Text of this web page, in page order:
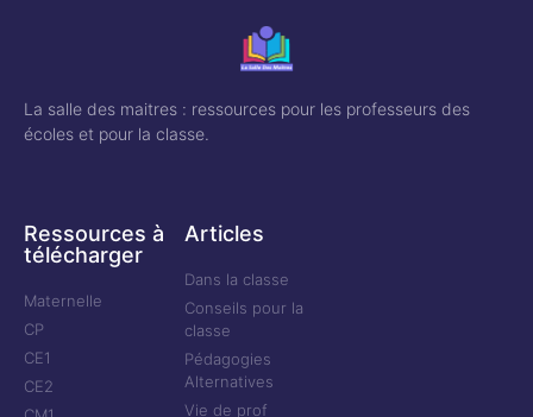
La salle des maitres : ressources pour les professeurs des
écoles et pour la classe.
Ressources à
télécharger
Maternelle
CP
CE1
CE2
Articles
Dans la classe
Conseils pour la
classe
Pédagogies
Alternatives
Vie de prof